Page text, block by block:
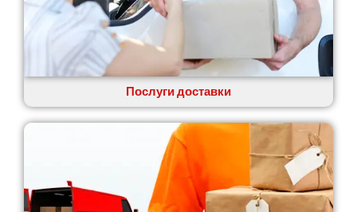
Послуги доставки